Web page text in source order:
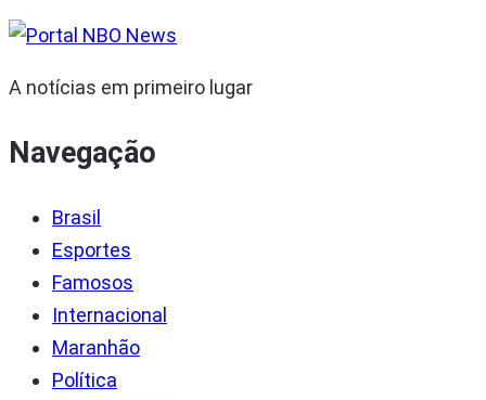
A notícias em primeiro lugar
Navegação
Brasil
Esportes
Famosos
Internacional
Maranhão
Política